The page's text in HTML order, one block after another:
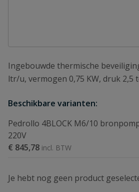
Ingebouwde thermische
ltr/u, vermogen 0,75 KW, druk 2,5
Beschikbare varianten:
Pedrollo 4BLOCK M6/10
220V
€ 845,78
Je hebt nog geen product